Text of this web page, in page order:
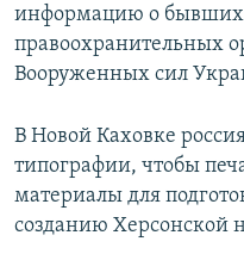
информацию о бывших
правоохранительных
Вооруженных сил
В Новой Каховке
типографии, чтобы
материалы для
созданию Херсонской